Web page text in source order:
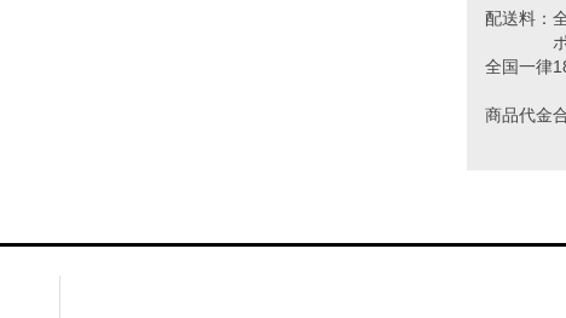
配送料：
ポスト
全国一律
商品代金